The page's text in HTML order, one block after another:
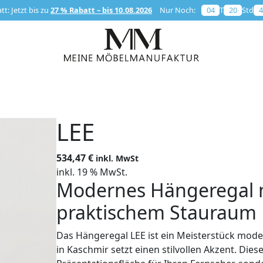
Jetzt bis zu 27 % Rabatt – bis 10.08.2026 Nur Noch: 04 T 20 Std
LEE
534,47€ inkl. MwSt
inkl. 19 % MwSt.
Modernes
praktischem Stauraum
Das Hängeregal LEE ist ein Meisterstück
in Kaschmir setzt einen stilvollen Akzent.